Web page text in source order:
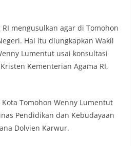
RI mengusulkan agar di Tomohon
Hal itu diungkapkan Wakil
Lumentut usai konsultasi
Kementerian Agama RI,
Tomohon Wenny Lumentut
Pendidikan dan Kebudayaan
Dolvien Karwur.